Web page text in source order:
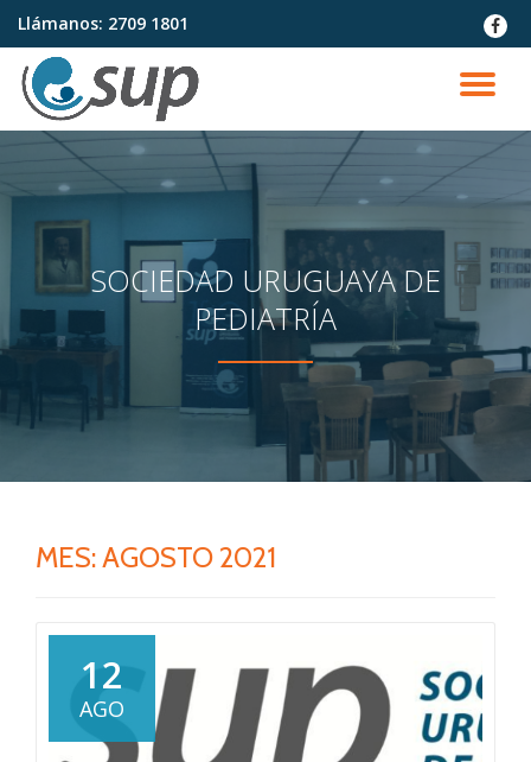
Saltar
contenido
Llámanos: 2709 1801
fa-
SOCIEDAD URUGUAYA DE
PEDIATRÍA
MES:AGOSTO 2021
12
AGO